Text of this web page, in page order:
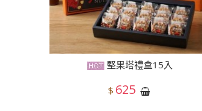
堅果塔禮盒15入
$ 625